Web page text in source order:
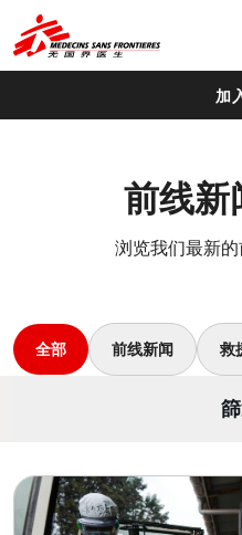
default
加
前线新
浏览我们最新的
全部 前线新闻 救